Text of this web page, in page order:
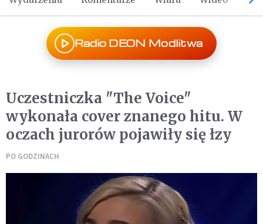
Radio DEON Modlitwa
Uczestniczka "The Voice"
wykonała cover znanego hitu. W
oczach jurorów pojawiły się łzy
PO GODZINACH